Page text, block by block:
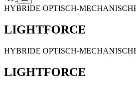
HYBRIDE OPTISCH-
LIGHTFORCE
HYBRIDE OPTISCH-
LIGHTFORCE